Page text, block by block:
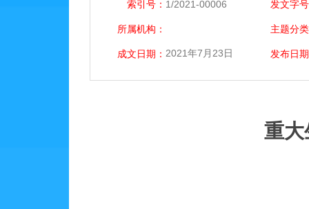
索引号： 1/2021-00006 发文字
所属机构： 主题分
成文日期： 2021年7月23日 发布日
重大